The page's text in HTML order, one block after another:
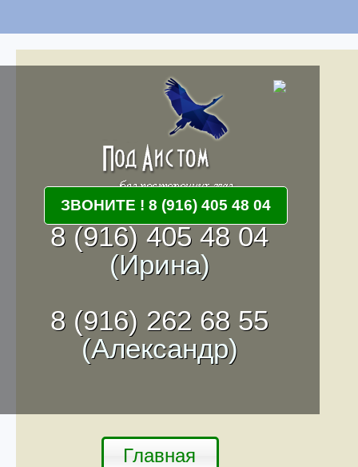
8 (916) 405 48 04
(Ирина)
8 (916) 262 68 55
(Александр)
Главная
ЗВОНИТЕ ! 8 (916) 405 48 04